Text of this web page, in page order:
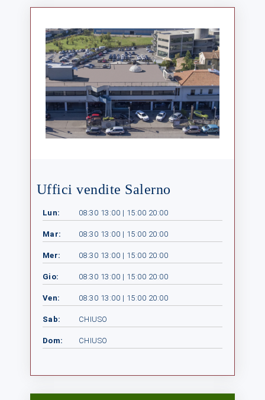
Uffici vendite Salerno
Lun: 08:30 13:00 | 15:00 20:00
Mar: 08:30 13:00 | 15:00 20:00
Mer: 08:30 13:00 | 15:00 20:00
Gio: 08:30 13:00 | 15:00 20:00
Ven: 08:30 13:00 | 15:00 20:00
Sab: CHIUSO
Dom: CHIUSO